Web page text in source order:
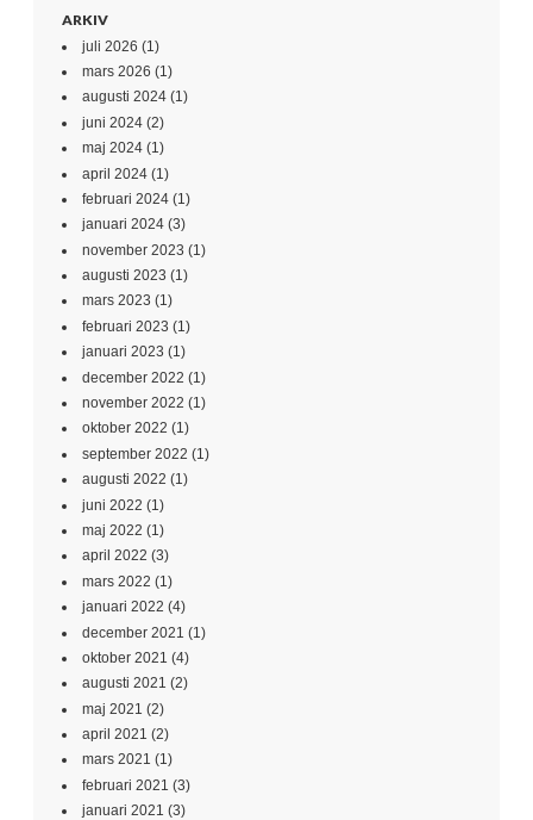
ARKIV
juli 2026 (1)
mars 2026 (1)
augusti 2024 (1)
juni 2024 (2)
maj 2024 (1)
april 2024 (1)
februari 2024 (1)
januari 2024 (3)
november 2023 (1)
augusti 2023 (1)
mars 2023 (1)
februari 2023 (1)
januari 2023 (1)
december 2022 (1)
november 2022 (1)
oktober 2022 (1)
september 2022 (1)
augusti 2022 (1)
juni 2022 (1)
maj 2022 (1)
april 2022 (3)
mars 2022 (1)
januari 2022 (4)
december 2021 (1)
oktober 2021 (4)
augusti 2021 (2)
maj 2021 (2)
april 2021 (2)
mars 2021 (1)
februari 2021 (3)
januari 2021 (3)